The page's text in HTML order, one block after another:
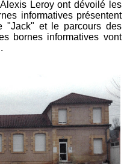
Leroy ont dévoilé les
informatives présentent
"Jack" et le parcours des
bornes informatives vont